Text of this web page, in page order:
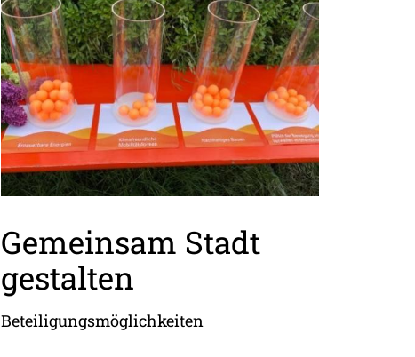
Gemeinsam Stadt
gestalten
Beteiligungsmöglichkeiten